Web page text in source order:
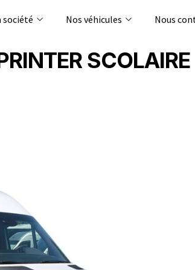
société Nos véhicules Nous
SCOLAIRE